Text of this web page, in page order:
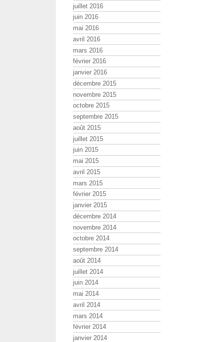
juillet 2016
juin 2016
mai 2016
avril 2016
mars 2016
février 2016
janvier 2016
décembre 2015
novembre 2015
octobre 2015
septembre 2015
août 2015
juillet 2015
juin 2015
mai 2015
avril 2015
mars 2015
février 2015
janvier 2015
décembre 2014
novembre 2014
octobre 2014
septembre 2014
août 2014
juillet 2014
juin 2014
mai 2014
avril 2014
mars 2014
février 2014
janvier 2014